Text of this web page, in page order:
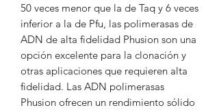
50 veces menor que la de Taq y 6 veces
inferior a la de Pfu, las polimerasas de
ADN de alta fidelidad Phusion son una
opción excelente para la clonación y
otras aplicaciones que requieren alta
fidelidad. Las ADN polimerasas
Phusion ofrecen un rendimiento sólido